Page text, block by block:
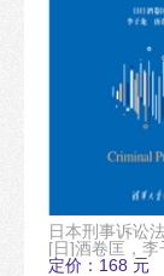
日本刑事诉讼
定价：168 元